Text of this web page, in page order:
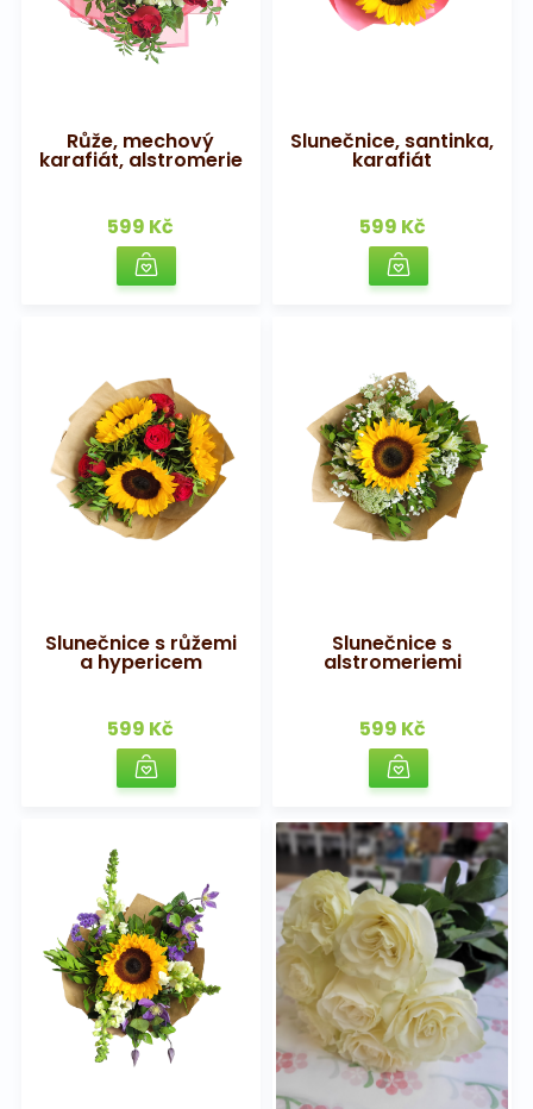
Růže, mechový
karafiát, alstromerie
599 Kč
Slunečnice, santinka,
karafiát
599 Kč
Slunečnice s růžemi
a hypericem
599 Kč
Slunečnice s
alstromeriemi
599 Kč